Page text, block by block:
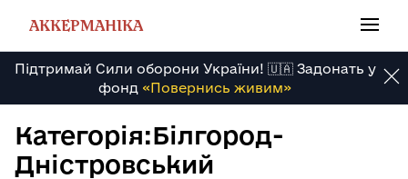
АККЕРМАНІКА
Підтримай Сили оборони України! 🇺🇦 Задонать у
фонд «Повернись живим»
Категорія:Білгород-
Дністровський